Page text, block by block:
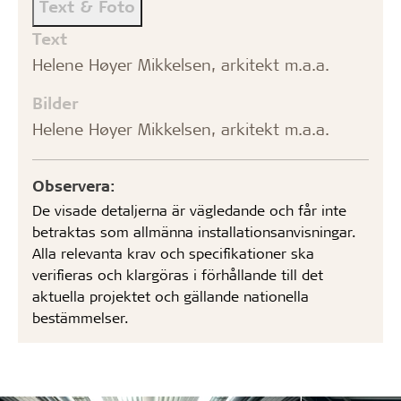
Text & Foto
Text
Helene Høyer Mikkelsen, arkitekt m.a.a.
Bilder
Helene Høyer Mikkelsen, arkitekt m.a.a.
Observera:
De visade detaljerna är vägledande och får inte
betraktas som allmänna installationsanvisningar.
Alla relevanta krav och specifikationer ska
verifieras och klargöras i förhållande till det
aktuella projektet och gällande nationella
bestämmelser.